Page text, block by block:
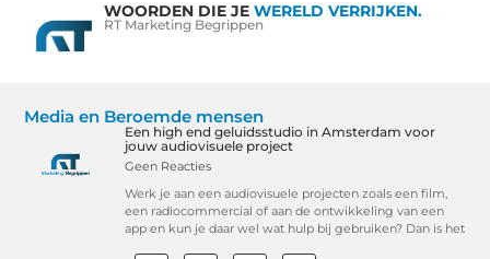
WOORDEN DIE JE WERELD VERRIJKEN.
RT Marketing Begrippen
Media en Beroemde mensen
Een high end geluidsstudio in Amsterdam voor
jouw audiovisuele project
Geen Reacties
Werk je aan een audiovisuele projecten zoals een film,
een radiocommercial of aan de ontwikkeling van een
app en kun je daar wel wat hulp bij gebruiken? Dan is het